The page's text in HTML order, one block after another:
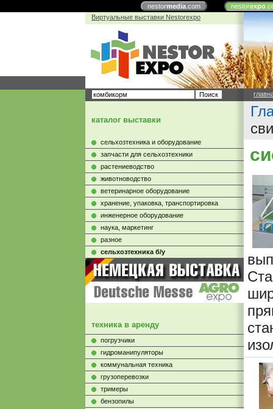
nestormedia.com nestorexpo
Виртуальные выставки Nestorexpo
каталог выставки
сельхозтехника и оборудование
запчасти для сельхозтехники
растениеводство
животноводство
ветеринарное оборудование
хранение, упаковка, транспортировка
инженерное оборудование
наука, маркетинг
разное
сельхозтехника б/у
техника в аренду
погрузчики
гидроманипуляторы
коммунальная техника
грузоперевозки
тримеры
бензопилы